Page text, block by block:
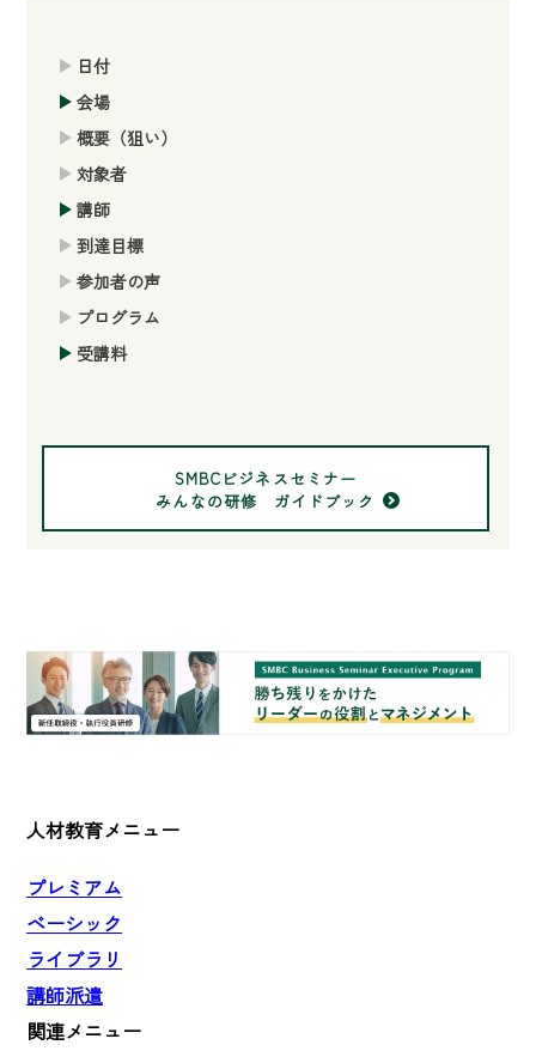
日付
会場
概要（狙い）
対象者
講師
到達目標
参加者の声
プログラム
受講料
SMBCビジネスセミナー
みんなの研修 ガイドブック
人材教育メニュー
プレミアム
ベーシック
ライブラリ
講師派遣
関連メニュー